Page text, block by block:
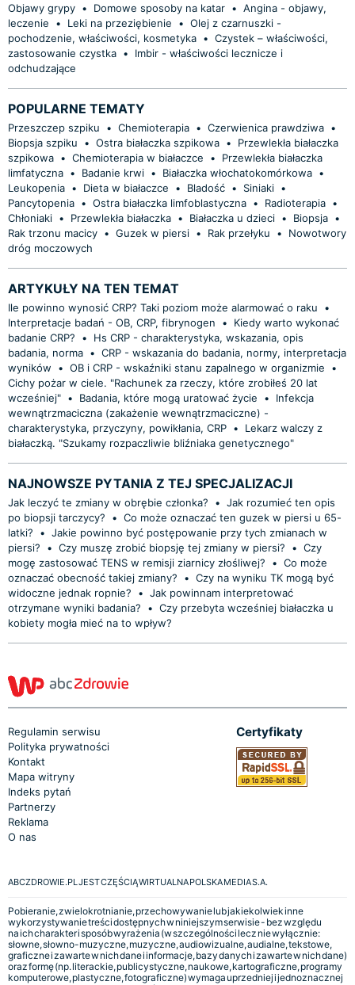
Objawy grypy • Domowe sposoby na katar • Angina - objawy,
leczenie
• Leki na przeziębienie • Olej z czarnuszki -
pochodzenie, właściwości, kosmetyka • Czystek – właściwości,
zastosowanie czystka •
Imbir - właściwości lecznicze i
odchudzające
POPULARNE TEMATY
Przeszczep szpiku • Chemioterapia • Czerwienica prawdziwa •
Biopsja szpiku
• Ostra białaczka szpikowa •
Przewlekła białaczka
szpikowa • Chemioterapia w białaczce •
Przewlekła białaczka
limfatyczna • Badanie krwi • Białaczka włochatokomórkowa •
Leukopenia • Dieta w białaczce • Bladość • Siniaki •
Pancytopenia • Ostra białaczka limfoblastyczna • Radioterapia •
Chłoniaki • Przewlekła białaczka • Białaczka u dzieci • Biopsja •
Rak trzonu macicy • Guzek w piersi • Rak przełyku •
Nowotwory
dróg moczowych
ARTYKUŁY NA TEN TEMAT
Ile powinno wynosić CRP? Taki poziom może alarmować o raku
•
Interpretacje badań - OB, CRP, fibrynogen
•
Kiedy warto wykonać
badanie CRP?
•
Hs CRP - charakterystyka, wskazania, opis
badania, norma • CRP - wskazania do badania, normy, interpretacja
wyników
• OB i CRP - wskaźniki stanu zapalnego w organizmie
•
Cichy pożar w ciele. "Rachunek za rzeczy, które zrobiłeś 20 lat
wcześniej" • Badania, które mogą uratować życie •
Infekcja
wewnątrzmaciczna (zakażenie wewnątrzmaciczne) -
charakterystyka, przyczyny, powikłania, CRP •
Lekarz walczy z
białaczką. "Szukamy rozpaczliwie bliźniaka genetycznego"
NAJNOWSZE PYTANIA Z TEJ SPECJALIZACJI
Jak leczyć te zmiany w obrębie członka? • Jak rozumieć ten opis
po biopsji tarczycy?
• Co może oznaczać ten guzek w piersi u 65-
latki?
• Jakie powinno być postępowanie przy tych zmianach w
piersi?
• Czy muszę zrobić biopsję tej zmiany w piersi? • Czy
mogę zastosować TENS w remisji ziarnicy złośliwej?
• Co może
oznaczać obecność takiej zmiany?
• Czy na wyniku TK mogą być
widoczne jednak ropnie?
• Jak powinnam interpretować
otrzymane wyniki badania?
• Czy przebyta wcześniej białaczka u
kobiety mogła mieć na to wpływ?
Regulamin serwisu
Polityka prywatności
Kontakt
Mapa witryny
Indeks pytań
Partnerzy
Reklama
O nas
Certyfikaty
ABCZDROWIE.PL JEST CZĘŚCIĄ WIRTUALNA POLSKA MEDIA S.A.
Pobieranie, zwielokrotnianie, przechowywanie lub jakiekolwiek inne
wykorzystywanie treści dostępnych w niniejszym serwisie - bez względu
na ich charakter i sposób wyrażenia (w szczególności lecz nie wyłącznie:
słowne, słowno-muzyczne, muzyczne, audiowizualne, audialne, tekstowe,
graficzne i zawarte w nich dane i informacje, bazy danych i zawarte w nich dane)
oraz formę (np. literackie, publicystyczne, naukowe, kartograficzne, programy
komputerowe, plastyczne, fotograficzne) wymaga uprzedniej i jednoznacznej